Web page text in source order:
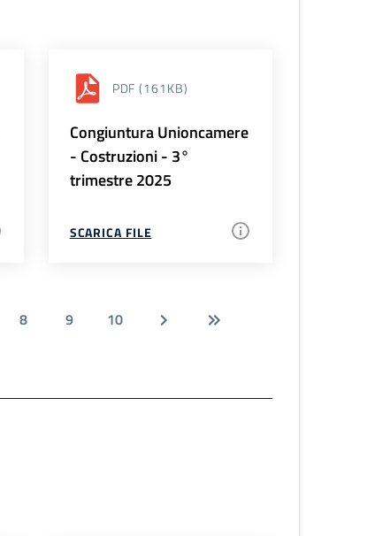
PDF (161KB)
Congiuntura Unioncamere
- Costruzioni - 3°
trimestre 2025
SCARICA FILE
8 9 10